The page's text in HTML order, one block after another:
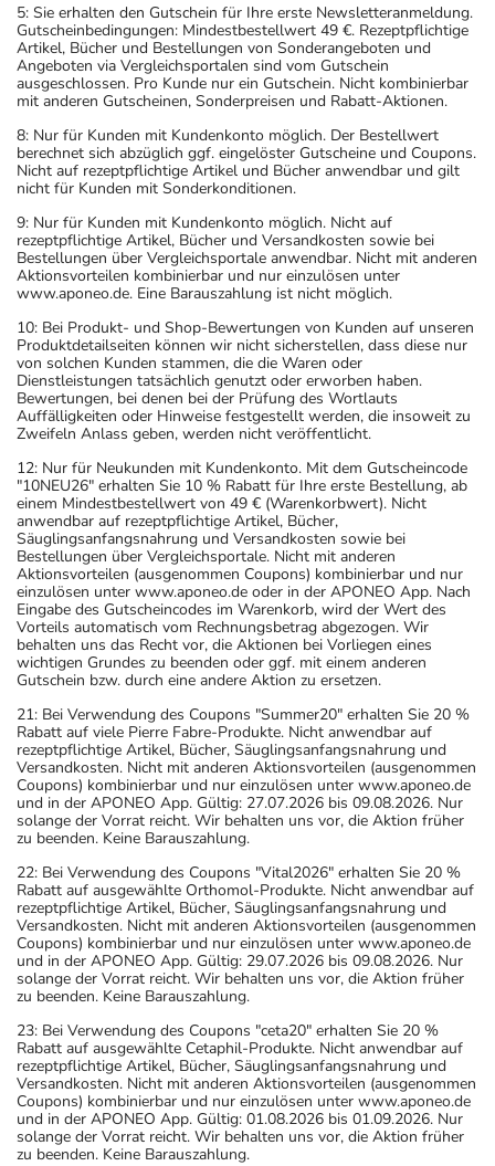
5: Sie erhalten den Gutschein für Ihre erste Newsletteranmeldung.
Gutscheinbedingungen: Mindestbestellwert 49 €. Rezeptpflichtige
Artikel, Bücher und Bestellungen von Sonderangeboten und
Angeboten via Vergleichsportalen sind vom Gutschein
ausgeschlossen. Pro Kunde nur ein Gutschein. Nicht kombinierbar
mit anderen Gutscheinen, Sonderpreisen und Rabatt-Aktionen.
8: Nur für Kunden mit Kundenkonto möglich. Der Bestellwert
berechnet sich abzüglich ggf. eingelöster Gutscheine und Coupons.
Nicht auf rezeptpflichtige Artikel und Bücher anwendbar und gilt
nicht für Kunden mit Sonderkonditionen.
9: Nur für Kunden mit Kundenkonto möglich. Nicht auf
rezeptpflichtige Artikel, Bücher und Versandkosten sowie bei
Bestellungen über Vergleichsportale anwendbar. Nicht mit anderen
Aktionsvorteilen kombinierbar und nur einzulösen unter
www.aponeo.de. Eine Barauszahlung ist nicht möglich.
10: Bei Produkt- und Shop-Bewertungen von Kunden auf unseren
Produktdetailseiten können wir nicht sicherstellen, dass diese nur
von solchen Kunden stammen, die die Waren oder
Dienstleistungen tatsächlich genutzt oder erworben haben.
Bewertungen, bei denen bei der Prüfung des Wortlauts
Auffälligkeiten oder Hinweise festgestellt werden, die insoweit zu
Zweifeln Anlass geben, werden nicht veröffentlicht.
12: Nur für Neukunden mit Kundenkonto. Mit dem Gutscheincode
"10NEU26" erhalten Sie 10 % Rabatt für Ihre erste Bestellung, ab
einem Mindestbestellwert von 49 € (Warenkorbwert). Nicht
anwendbar auf rezeptpflichtige Artikel, Bücher,
Säuglingsanfangsnahrung und Versandkosten sowie bei
Bestellungen über Vergleichsportale. Nicht mit anderen
Aktionsvorteilen (ausgenommen Coupons) kombinierbar und nur
einzulösen unter www.aponeo.de oder in der APONEO App. Nach
Eingabe des Gutscheincodes im Warenkorb, wird der Wert des
Vorteils automatisch vom Rechnungsbetrag abgezogen. Wir
behalten uns das Recht vor, die Aktionen bei Vorliegen eines
wichtigen Grundes zu beenden oder ggf. mit einem anderen
Gutschein bzw. durch eine andere Aktion zu ersetzen.
21: Bei Verwendung des Coupons "Summer20" erhalten Sie 20 %
Rabatt auf viele Pierre Fabre-Produkte. Nicht anwendbar auf
rezeptpflichtige Artikel, Bücher, Säuglingsanfangsnahrung und
Versandkosten. Nicht mit anderen Aktionsvorteilen (ausgenommen
Coupons) kombinierbar und nur einzulösen unter www.aponeo.de
und in der APONEO App. Gültig: 27.07.2026 bis 09.08.2026. Nur
solange der Vorrat reicht. Wir behalten uns vor, die Aktion früher
zu beenden. Keine Barauszahlung.
22: Bei Verwendung des Coupons "Vital2026" erhalten Sie 20 %
Rabatt auf ausgewählte Orthomol-Produkte. Nicht anwendbar auf
rezeptpflichtige Artikel, Bücher, Säuglingsanfangsnahrung und
Versandkosten. Nicht mit anderen Aktionsvorteilen (ausgenommen
Coupons) kombinierbar und nur einzulösen unter www.aponeo.de
und in der APONEO App. Gültig: 29.07.2026 bis 09.08.2026. Nur
solange der Vorrat reicht. Wir behalten uns vor, die Aktion früher
zu beenden. Keine Barauszahlung.
23: Bei Verwendung des Coupons "ceta20" erhalten Sie 20 %
Rabatt auf ausgewählte Cetaphil-Produkte. Nicht anwendbar auf
rezeptpflichtige Artikel, Bücher, Säuglingsanfangsnahrung und
Versandkosten. Nicht mit anderen Aktionsvorteilen (ausgenommen
Coupons) kombinierbar und nur einzulösen unter www.aponeo.de
und in der APONEO App. Gültig: 01.08.2026 bis 01.09.2026. Nur
solange der Vorrat reicht. Wir behalten uns vor, die Aktion früher
zu beenden. Keine Barauszahlung.